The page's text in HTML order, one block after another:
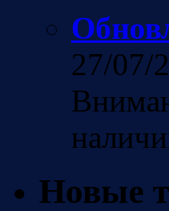
27/07/
Новые